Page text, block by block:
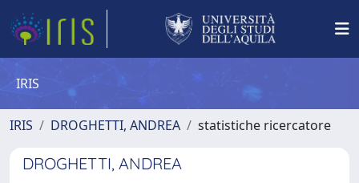
IRIS
IRIS DROGHETTI, ANDREA statistiche ricercatore
DROGHETTI, ANDREA